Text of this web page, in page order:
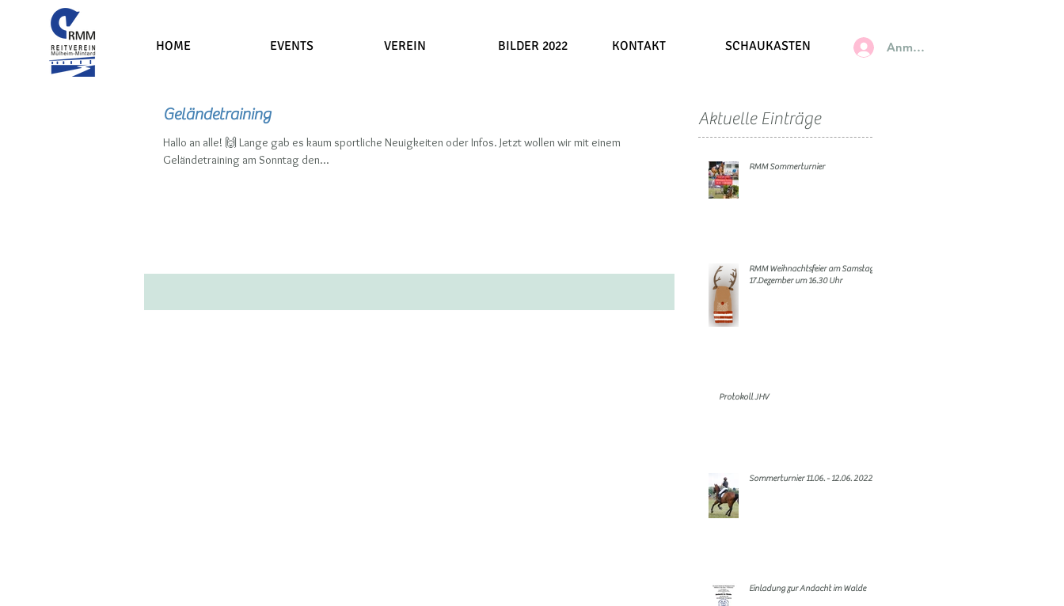
HOME EVENTS VEREIN BILDER 2022 KONTAKT SCHAUKASTEN Anmelden
Geländetraining
Hallo an alle! 🙌 Lange gab es kaum sportliche Neuigkeiten oder Infos. Jetzt wollen wir mit einem
Geländetraining am Sonntag den...
Aktuelle Einträge
RMM Sommerturnier
RMM Weihnachtsfeier am Samstag,
17.Dezember um 16.30 Uhr
Protokoll JHV
Sommerturnier 11.06. - 12.06. 2022
Einladung zur Andacht im Walde